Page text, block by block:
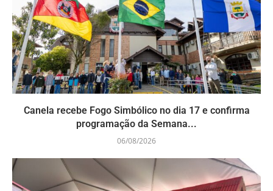
Canela recebe Fogo Simbólico no dia 17 e confirma
programação da Semana...
06/08/2026